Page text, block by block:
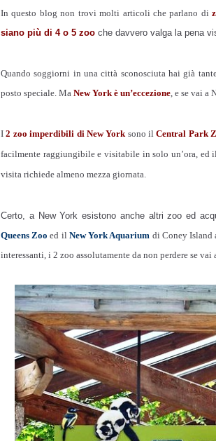
In questo blog non trovi molti articoli che parlano di
siano più di 4 o 5 zoo che davvero valga la pena
Quando soggiorni in una città sconosciuta hai già
posto speciale. Ma New York è un’eccezione, e se vai a
I2 zoo imperdibili di New Yorksono ilCentral Park
facilmente raggiungibile e visitabile in solo un’ora,
visita richiede almeno mezza giornata.
Certo, a New York esistono anche altri zoo ed
Queens Zoo ed il New York Aquarium di Coney Island
interessanti, i 2 zoo assolutamente da non perdere se